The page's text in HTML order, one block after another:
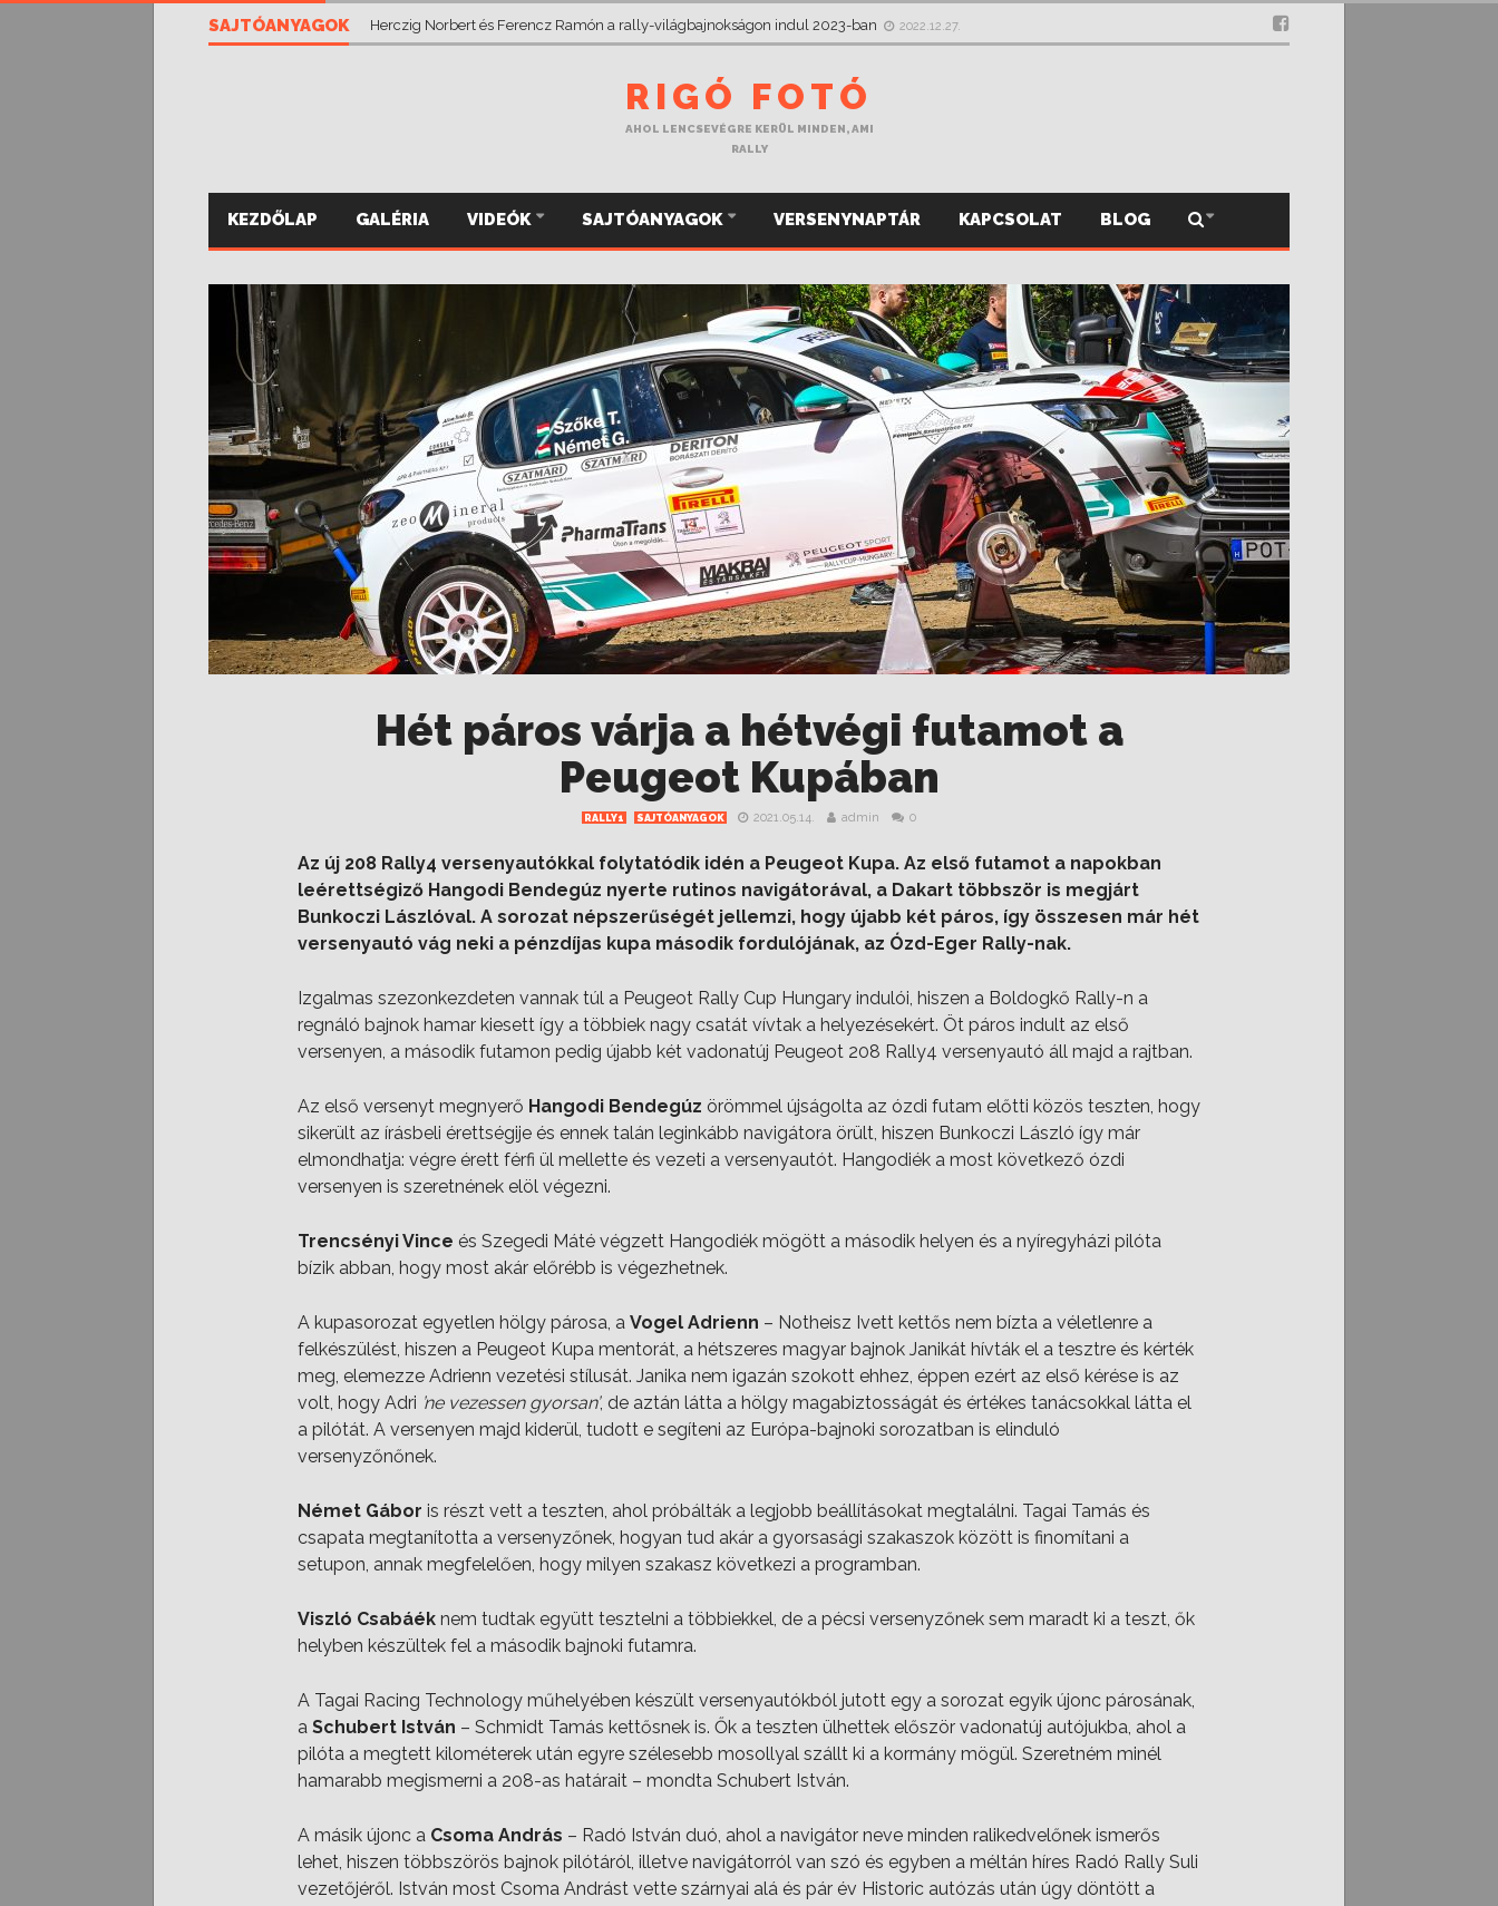
SAJTÓANYAGOK Herczig Norbert és Ferencz Ramón a rally-világbajnokságon indul 2023-ban 2022.12.27.
Vánsza Zsolt eddig csak jobbról figyelt, most a Mikulás Rallye-n megragadja a kormányt 2022.12.03.
RIGÓ FOTÓ
AHOL LENCSEVÉGRE KERÜL MINDEN, AMI
RALLY
KEZDŐLAP GALÉRIA VIDEÓK SAJTÓANYAGOK VERSENYNAPTÁR KAPCSOLAT BLOG
Hét páros várja a hétvégi futamot a
Peugeot Kupában
RALLY1 SAJTÓANYAGOK 2021.05.14. admin 0
Az új 208 Rally4 versenyautókkal folytatódik idén a Peugeot Kupa. Az első futamot a napokban
leérettségiző Hangodi Bendegúz nyerte rutinos navigátorával, a Dakart többször is megjárt
Bunkoczi Lászlóval. A sorozat népszerűségét jellemzi, hogy újabb két páros, így összesen már hét
versenyautó vág neki a pénzdíjas kupa második fordulójának, az Ózd-Eger Rally-nak.
Izgalmas szezonkezdeten vannak túl a Peugeot Rally Cup Hungary indulói, hiszen a Boldogkő Rally-n a
regnáló bajnok hamar kiesett így a többiek nagy csatát vívtak a helyezésekért. Öt páros indult az első
versenyen, a második futamon pedig újabb két vadonatúj Peugeot 208 Rally4 versenyautó áll majd a rajtban.
Az első versenyt megnyerő Hangodi Bendegúz örömmel újságolta az ózdi futam előtti közös teszten, hogy
sikerült az írásbeli érettségije és ennek talán leginkább navigátora örült, hiszen Bunkoczi László így már
elmondhatja: végre érett férfi ül mellette és vezeti a versenyautót. Hangodiék a most következő ózdi
versenyen is szeretnének elöl végezni.
Trencsényi Vince és Szegedi Máté végzett Hangodiék mögött a második helyen és a nyíregyházi pilóta
bízik abban, hogy most akár előrébb is végezhetnek.
A kupasorozat egyetlen hölgy párosa, a Vogel Adrienn – Notheisz Ivett kettős nem bízta a véletlenre a
felkészülést, hiszen a Peugeot Kupa mentorát, a hétszeres magyar bajnok Janikát hívták el a tesztre és kérték
meg, elemezze Adrienn vezetési stílusát. Janika nem igazán szokott ehhez, éppen ezért az első kérése is az
volt, hogy Adri ’ne vezessen gyorsan’, de aztán látta a hölgy magabiztosságát és értékes tanácsokkal látta el
a pilótát. A versenyen majd kiderül, tudott e segíteni az Európa-bajnoki sorozatban is elinduló
versenyzőnőnek.
Német Gábor is részt vett a teszten, ahol próbálták a legjobb beállításokat megtalálni. Tagai Tamás és
csapata megtanította a versenyzőnek, hogyan tud akár a gyorsasági szakaszok között is finomítani a
setupon, annak megfelelően, hogy milyen szakasz következi a programban.
Viszló Csabáék nem tudtak együtt tesztelni a többiekkel, de a pécsi versenyzőnek sem maradt ki a teszt, ők
helyben készültek fel a második bajnoki futamra.
A Tagai Racing Technology műhelyében készült versenyautókból jutott egy a sorozat egyik újonc párosának,
a Schubert István – Schmidt Tamás kettősnek is. Ők a teszten ülhettek először vadonatúj autójukba, ahol a
pilóta a megtett kilométerek után egyre szélesebb mosollyal szállt ki a kormány mögül. Szeretném minél
hamarabb megismerni a 208-as határait – mondta Schubert István.
A másik újonc a Csoma András – Radó István duó, ahol a navigátor neve minden ralikedvelőnek ismerős
lehet, hiszen többszörös bajnok pilótáról, illetve navigátorról van szó és egyben a méltán híres Radó Rally Suli
vezetőjéről. István most Csoma Andrást vette szárnyai alá és pár év Historic autózás után úgy döntött a